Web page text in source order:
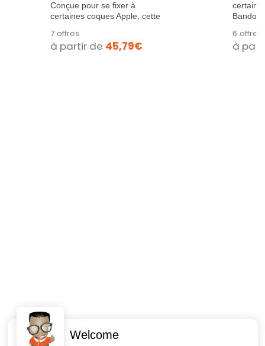
Conçue pour se fixer à
certaines coques Apple, cette
7 offres
à partir de 45,79€
6 offres
à
Welcome